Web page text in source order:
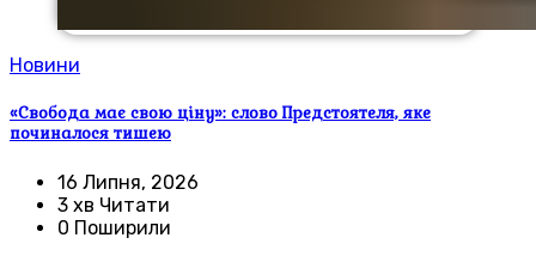
Новини
«Свобода має свою ціну»: слово Предстоятеля, яке
починалося тишею
16 Липня, 2026
3 хв Читати
0 Поширили